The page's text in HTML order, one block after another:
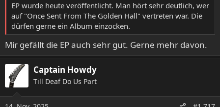
EP wurde heute veröffentlicht. Man hört sehr deutlich, wer
auf "Once Sent From The Golden Hall" vertreten war. Die
dürfen gerne ein Album einzocken.
Mir gefällt die EP auch sehr gut. Gerne mehr davon.
Captain Howdy
Till Deaf Do Us Part